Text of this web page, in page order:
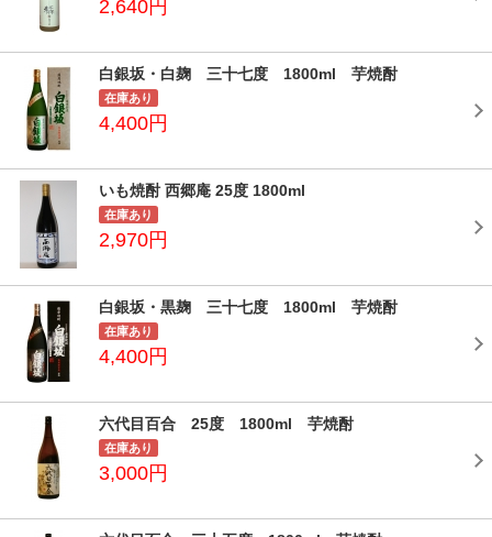
2,640円
白銀坂・白麹 三十七度 1800ml 芋焼酎
在庫あり
4,400円
いも焼酎 西郷庵 25度 1800ml
在庫あり
2,970円
白銀坂・黒麹 三十七度 1800ml 芋焼酎
在庫あり
4,400円
六代目百合 25度 1800ml 芋焼酎
在庫あり
3,000円